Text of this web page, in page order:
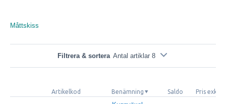
Måttskiss
Filtrera & sortera Antal artiklar 8
Artikelkod Benämning Saldo Pris